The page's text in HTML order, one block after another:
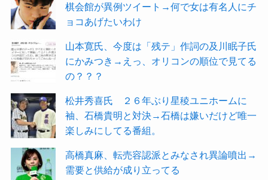
棋会館が異例ツイート→何で女は有名人にチ
ョコあげたいわけ
山本寛氏、今度は「残テ」作詞の及川眠子氏
にかみつき→えっ、オリコンの順位で見てる
の？？？
松井秀喜氏 ２６年ぶり星稜ユニホームに
袖、石橋貴明と対決→石橋は嫌いだけど唯一
楽しみにしてる番組。
高橋真麻、転売容認派とみなされ異論噴出→
需要と供給が成り立ってる